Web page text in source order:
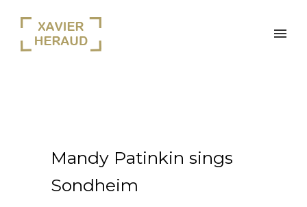
Mandy Patinkin sings
Sondheim